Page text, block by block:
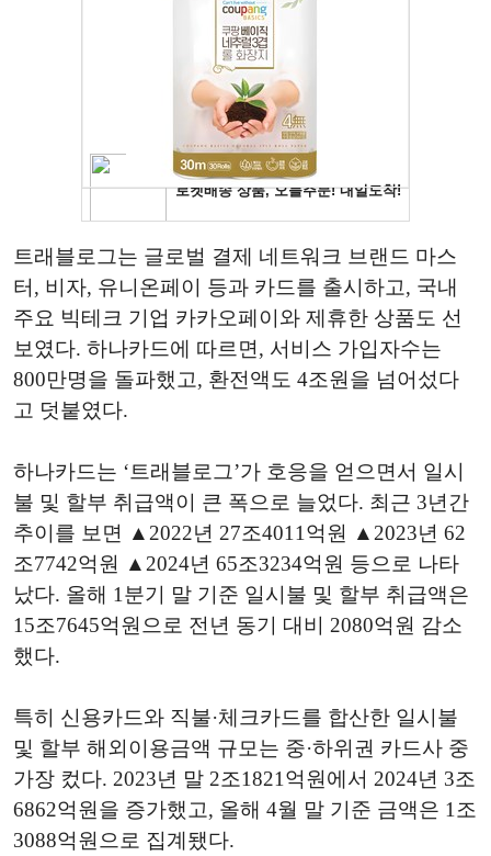
트래블로그는 글로벌 결제 네트워크 브랜드 마스
터, 비자, 유니온페이 등과 카드를 출시하고, 국내
주요 빅테크 기업 카카오페이와 제휴한 상품도 선
보였다. 하나카드에 따르면, 서비스 가입자수는
800만명을 돌파했고, 환전액도 4조원을 넘어섰다
고 덧붙였다.
하나카드는 ‘트래블로그’가 호응을 얻으면서 일시
불 및 할부 취급액이 큰 폭으로 늘었다. 최근 3년간
추이를 보면 ▲2022년 27조4011억원 ▲2023년 62
조7742억원 ▲2024년 65조3234억원 등으로 나타
났다. 올해 1분기 말 기준 일시불 및 할부 취급액은
15조7645억원으로 전년 동기 대비 2080억원 감소
했다.
특히 신용카드와 직불·체크카드를 합산한 일시불
및 할부 해외이용금액 규모는 중·하위권 카드사 중
가장 컸다. 2023년 말 2조1821억원에서 2024년 3조
6862억원을 증가했고, 올해 4월 말 기준 금액은 1조
3088억원으로 집계됐다.